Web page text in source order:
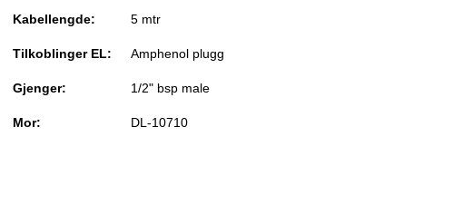
Kabellengde: 5 mtr
Tilkoblinger EL: Amphenol plugg
Gjenger: 1/2" bsp male
Mor: DL-10710